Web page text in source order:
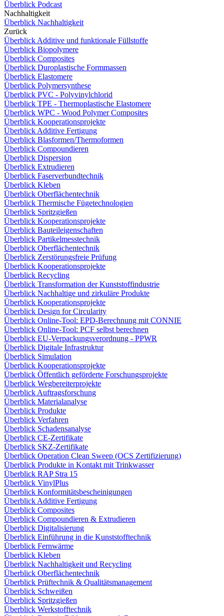
Überblick Podcast
Nachhaltigkeit
Überblick Nachhaltigkeit
Zurück
Überblick Additive und funktionale Füllstoffe
Überblick Biopolymere
Überblick Composites
Überblick Duroplastische Formmassen
Überblick Elastomere
Überblick Polymersynthese
Überblick PVC - Polyvinylchlorid
Überblick TPE - Thermoplastische Elastomere
Überblick WPC - Wood Polymer Composites
Überblick Kooperationsprojekte
Überblick Additive Fertigung
Überblick Blasformen/Thermoformen
Überblick Compoundieren
Überblick Dispersion
Überblick Extrudieren
Überblick Faserverbundtechnik
Überblick Kleben
Überblick Oberflächentechnik
Überblick Thermische Fügetechnologien
Überblick Spritzgießen
Überblick Kooperationsprojekte
Überblick Bauteileigenschaften
Überblick Partikelmesstechnik
Überblick Oberflächentechnik
Überblick Zerstörungsfreie Prüfung
Überblick Kooperationsprojekte
Überblick Recycling
Überblick Transformation der Kunststoffindustrie
Überblick Nachhaltige und zirkuläre Produkte
Überblick Kooperationsprojekte
Überblick Design for Circularity
Überblick Online-Tool: EPD-Berechnung mit CONNIE
Überblick Online-Tool: PCF selbst berechnen
Überblick EU-Verpackungsverordnung - PPWR
Überblick Digitale Infrastruktur
Überblick Simulation
Überblick Kooperationsprojekte
Überblick Öffentlich geförderte Forschungsprojekte
Überblick Wegbereiterprojekte
Überblick Auftragsforschung
Überblick Materialanalyse
Überblick Produkte
Überblick Verfahren
Überblick Schadensanalyse
Überblick CE-Zertifikate
Überblick SKZ-Zertifikate
Überblick Operation Clean Sweep (OCS Zertifizierung)
Überblick Produkte in Kontakt mit Trinkwasser
Überblick RAP Stra 15
Überblick VinylPlus
Überblick Konformitätsbescheinigungen
Überblick Additive Fertigung
Überblick Composites
Überblick Compoundieren & Extrudieren
Überblick Digitalisierung
Überblick Einführung in die Kunststofftechnik
Überblick Fernwärme
Überblick Kleben
Überblick Nachhaltigkeit und Recycling
Überblick Oberflächentechnik
Überblick Prüftechnik & Qualitätsmanagement
Überblick Schweißen
Überblick Spritzgießen
Überblick Werkstofftechnik